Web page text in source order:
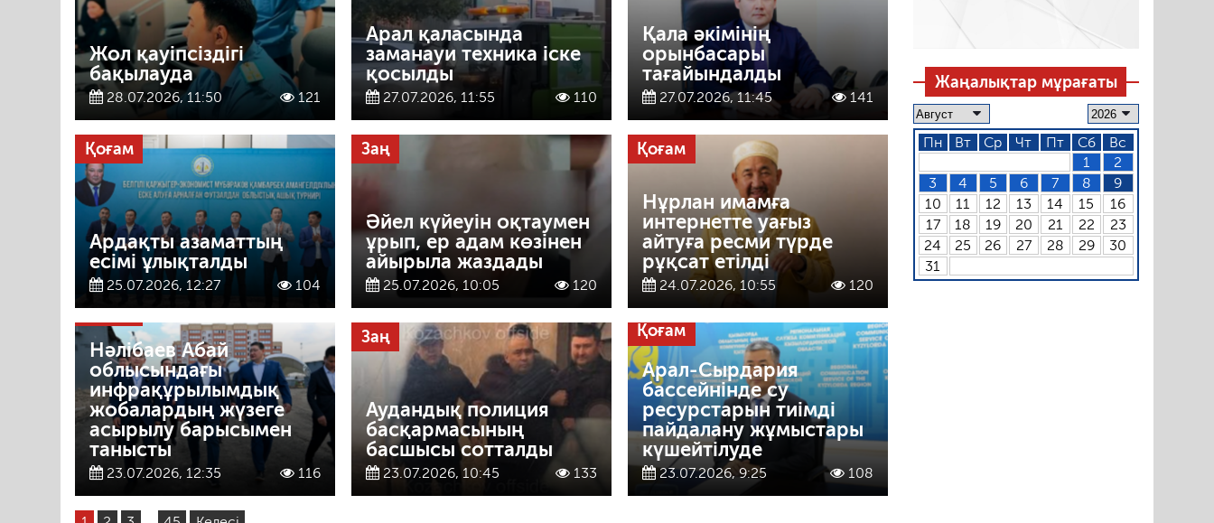
Жол қауіпсіздігі
бақылауда
28.07.2026, 11:50 121
Арал қаласында
заманауи техника іске
қосылды
27.07.2026, 11:55 110
Қала әкімінің
орынбасары
тағайындалды
27.07.2026, 11:45 141
Қоғам
Ардақты азаматтың
есімі ұлықталды
25.07.2026, 12:27 104
Заң
Әйел күйеуін оқтаумен
ұрып, ер адам көзінен
айырыла жаздады
25.07.2026, 10:05 120
Қоғам
Нұрлан имамға
интернетте уағыз
айтуға ресми түрде
рұқсат етілді
24.07.2026, 10:55 120
Қоғам
Нәлібаев Абай
облысындағы
инфрақұрылымдық
жобалардың жүзеге
асырылу барысымен
танысты
23.07.2026, 12:35 116
Заң
Аудандық полиция
басқармасының
басшысы сотталды
23.07.2026, 10:45 133
Қоғам
Арал-Сырдария
бассейнінде су
ресурстарын тиімді
пайдалану жұмыстары
күшейтілуде
23.07.2026, 9:25 108
Жаңалықтар мұрағаты
Пн Вт Ср Чт Пт Сб
Вс
1
2
3
4 5 6 7 8
9
10
11 12 13 14 15
16
17
18 19 20 21 22
23
24
25 26 27 28 29
30
31